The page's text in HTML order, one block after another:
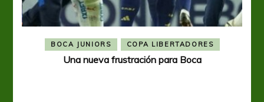
BOCA JUNIORS COPA LIBERTADORES
Una nueva frustración para Boca